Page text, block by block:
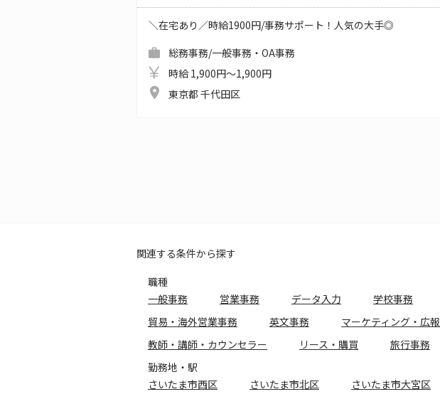
＼在宅あり／時給1900円/事務サポート！人気の大手◎
総務事務/一般事務・OA事務
時給 1,900円～1,900円
東京都 千代田区
関連する条件から探す
職種
一般事務
営業事務 データ入力 学校事務
貿易・海外営業事務
英文事務 マーケティング・広報
教師・講師・カウンセラー
リース・購買
旅行事務
勤務地・駅
さいたま市西区
さいたま市北区 さいたま市大宮区